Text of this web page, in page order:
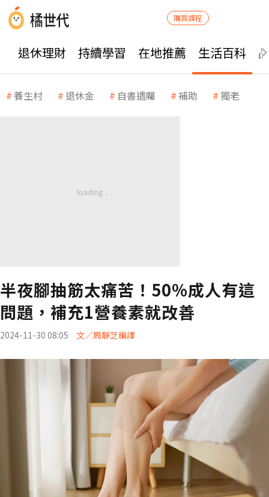
購買課程
退休理財 持續學習 在地推薦 生活百科
養生村 退休金 自書遺囑 補助 獨老
半夜腳抽筋太痛苦！50%成人有這
問題，補充1營養素就改善
2024-11-30 08:05 文／周靜芝編譯